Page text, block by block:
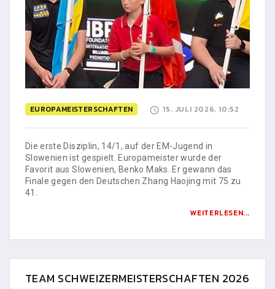
EUROPAMEISTERSCHAFTEN 15. JULI 2026, 10:52
Die erste Disziplin, 14/1, auf der EM-Jugend in
Slowenien ist gespielt. Europameister wurde der
Favorit aus Slowenien, Benko Maks. Er gewann das
Finale gegen den Deutschen Zhang Haojing mit 75 zu
41.
WEITERLESEN...
TEAM SCHWEIZERMEISTERSCHAFTEN 2026